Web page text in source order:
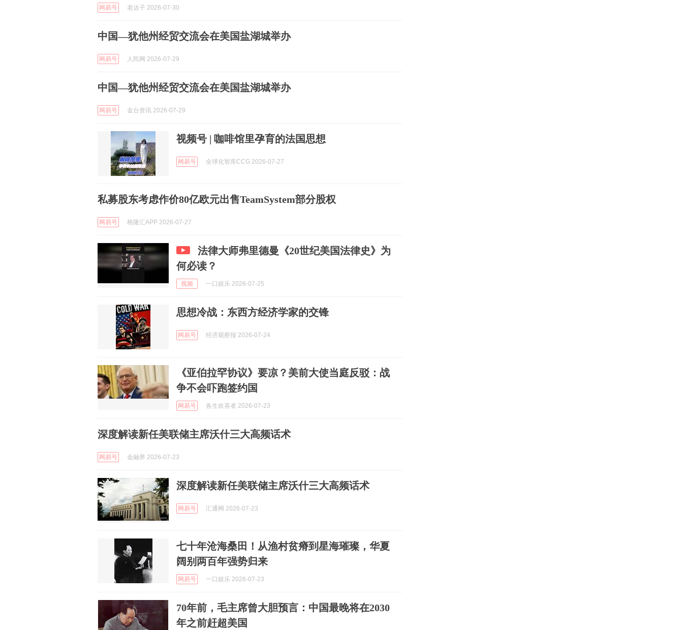
网易号 老达子 2026-07-30
中国—犹他州经贸交流会在美国盐湖城举办
网易号 人民网 2026-07-29
中国—犹他州经贸交流会在美国盐湖城举办
网易号 金台资讯 2026-07-29
视频号 | 咖啡馆里孕育的法国思想
网易号 全球化智库CCG 2026-07-27
私募股东考虑作价80亿欧元出售TeamSystem部分股权
网易号 格隆汇APP 2026-07-27
法律大师弗里德曼《20世纪美国法律史》为
何必读？
视频 一口娱乐 2026-07-25
思想冷战：东西方经济学家的交锋
网易号 经济观察报 2026-07-24
《亚伯拉罕协议》要凉？美前大使当庭反驳：战
争不会吓跑签约国
网易号 各生欢喜者 2026-07-23
深度解读新任美联储主席沃什三大高频话术
网易号 金融界 2026-07-23
深度解读新任美联储主席沃什三大高频话术
网易号 汇通网 2026-07-23
七十年沧海桑田！从渔村贫瘠到星海璀璨，华夏
阔别两百年强势归来
网易号 一口娱乐 2026-07-23
70年前，毛主席曾大胆预言：中国最晚将在2030
年之前赶超美国